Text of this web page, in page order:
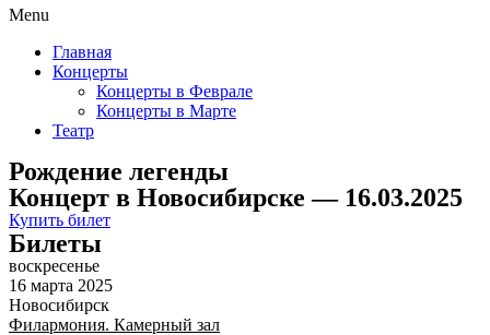
Menu
Главная
Концерты
Концерты в Феврале
Концерты в Марте
Театр
Рождение легенды
Концерт в Новосибирске — 16.03.2025
Купить билет
Билеты
воскресенье
16 марта 2025
Новосибирск
Филармония. Камерный зал